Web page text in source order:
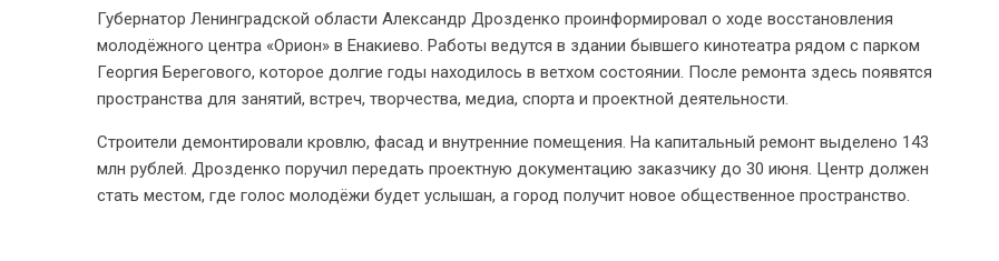
Губернатор Ленинградской области Александр Дрозденко проинформировал о ходе восстановления
молодёжного центра «Орион» в Енакиево. Работы ведутся в здании бывшего кинотеатра рядом с парком
Георгия Берегового, которое долгие годы находилось в ветхом состоянии. После ремонта здесь появятся
пространства для занятий, встреч, творчества, медиа, спорта и проектной деятельности.
Строители демонтировали кровлю, фасад и внутренние помещения. На капитальный ремонт выделено 143
млн рублей. Дрозденко поручил передать проектную документацию заказчику до 30 июня. Центр должен
стать местом, где голос молодёжи будет услышан, а город получит новое общественное пространство.